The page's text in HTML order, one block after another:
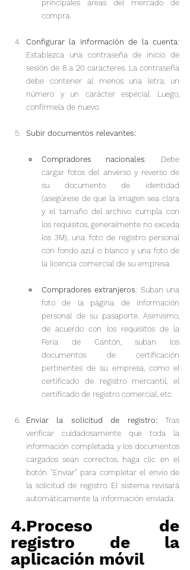
principales áreas del mercado de
compra.
Configurar la información de la cuenta:
Establezca una contraseña de inicio de
sesión de 8 a 20 caracteres. La contraseña
debe contener al menos una letra, un
número y un carácter especial. Luego,
confírmela de nuevo.
Subir documentos relevantes:
Compradores nacionales: Debe
cargar fotos del anverso y reverso de
su documento de identidad
(asegúrese de que la imagen sea clara
y el tamaño del archivo cumpla con
los requisitos, generalmente no exceda
los 3M), una foto de registro personal
con fondo azul o blanco y una foto de
la licencia comercial de su empresa.
Compradores extranjeros: Suban una
foto de la página de información
personal de su pasaporte. Asimismo,
de acuerdo con los requisitos de la
Feria de Cantón, suban los
documentos de certificación
pertinentes de su empresa, como el
certificado de registro mercantil, el
certificado de registro comercial, etc.
Enviar la solicitud de registro: Tras
verificar cuidadosamente que toda la
información completada y los documentos
cargados sean correctos, haga clic en el
botón "Enviar" para completar el envío de
la solicitud de registro. El sistema revisará
automáticamente la información enviada.
4.Proceso de
registro de la
aplicación móvil